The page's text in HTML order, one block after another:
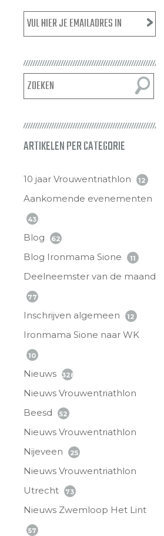
ARTIKELEN PER CATEGORIE
10 jaar Vrouwentriathlon 12
Aankomende evenementen
43
Blog 62
Blog Ironmama Sione 11
Deelneemster van de maand
77
Inschrijven algemeen 12
Ironmama Sione naar WK
10
Nieuws 328
Nieuws Vrouwentriathlon
Beesd
52
Nieuws Vrouwentriathlon
Nijeveen
25
Nieuws Vrouwentriathlon
Utrecht
73
Nieuws Zwemloop Het Lint
57